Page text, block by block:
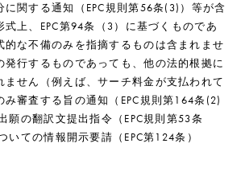
関する通知（EPC規則第56条(3)）等が含
式上、EPC第94条（3）に基づくものであ
的な不備のみを指摘するものは含まれませ
発行するものであっても、他の法的根拠に
ません（例えば、サーチ料金が支払われて
み審査する旨の通知（EPC規則第164条(2)
願の翻訳文提出指令（EPC規則第53条
いての情報開示要請（EPC第124条）